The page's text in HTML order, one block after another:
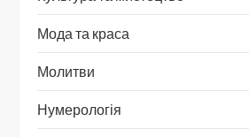
Мода та краса
Молитви
Нумерологія